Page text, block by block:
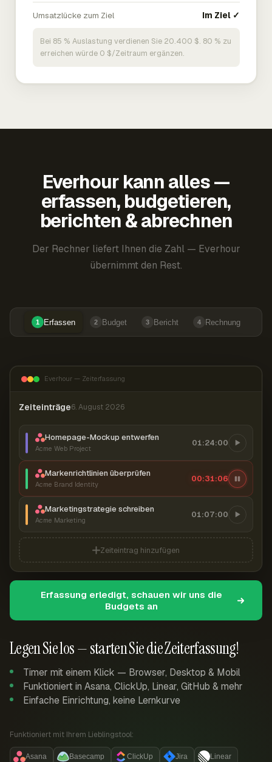
Umsatzlücke zum Ziel Im Ziel ✓
Bei 85 % Auslastung verdienen Sie 20.400 $. 80 % zu
erreichen würde 0 $/Zeitraum ergänzen.
Everhour kann alles —
erfassen, budgetieren,
berichten & abrechnen
Der Rechner liefert Ihnen die Zahl — Everhour
übernimmt den Rest.
1 Erfassen 2 Budget 3 Bericht 4 Rechnung
Legen Sie los — starten Sie die Zeiterfassung!
Timer mit einem Klick — Browser, Desktop & Mobil
Funktioniert in Asana, ClickUp, Linear, GitHub & mehr
Einfache Einrichtung, keine Lernkurve
Funktioniert mit Ihrem Lieblingstool:
Asana Basecamp ClickUp Jira Linear
Everhour — Zeiterfassung
Zeiteinträge6. August 2026
Homepage-Mockup entwerfen
Acme Web Project
01:24:00
Markenrichtlinien überprüfen
Acme Brand Identity
00:31:07
Marketingstrategie schreiben
Acme Marketing
01:07:00
Zeiteintrag hinzufügen
Erfassung erledigt, schauen wir uns die
Budgets an